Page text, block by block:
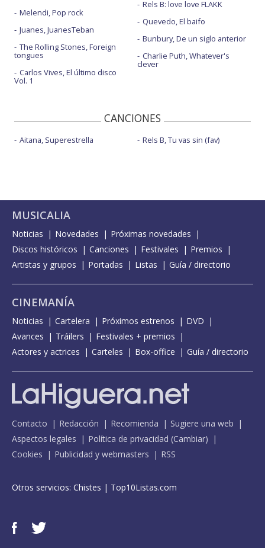
Melendi, Pop rock
Juanes, JuanesTeban
The Rolling Stones, Foreign
tongues
Carlos Vives, El último disco
Vol. 1
Rels B: love love FLAKK
Quevedo, El baifo
Bunbury, De un siglo anterior
Charlie Puth, Whatever's
clever
CANCIONES
Aitana, Superestrella Rels B, Tu vas sin (fav)
MUSICALIA
Noticias Novedades
Próximas novedades
Discos históricos
Canciones Festivales
Premios
Artistas y grupos
Portadas Listas Guía / directorio
CINEMANÍA
Noticias Cartelera Próximos estrenos
DVD
Avances
Tráilers
Festivales + premios
Actores y actrices
Carteles Box-office Guía / directorio
Contacto Redacción Recomienda
Sugiere una web
Aspectos legales
Política de privacidad (Cambiar)
Cookies
Publicidad y webmasters RSS
Otros servicios: Chistes | Top10Listas.com